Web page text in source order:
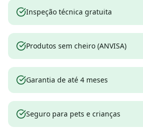
Inspeção técnica gratuita
Produtos sem cheiro (ANVISA)
Garantia de até 4 meses
Seguro para pets e crianças